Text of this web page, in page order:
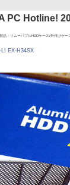
PC Hotline!
品：リムーバブルHDDケース/外付けケー
LI EX-H34SX